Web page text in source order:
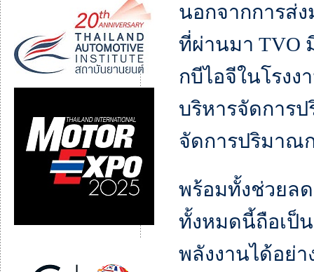
นอกจากการส่
ที่ผ่านมา TVO
กบีไอจีในโรง
บริหารจัดการ
จัดการปริมาณ
พร้อมทั้งช่วยลด
ทั้งหมดนี้ถือเป็
พลังงานได้อย่